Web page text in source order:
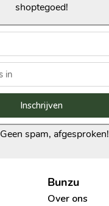
shoptegoed!
Inschrijven
Geen spam, afgesproken!
Bunzu
Over ons